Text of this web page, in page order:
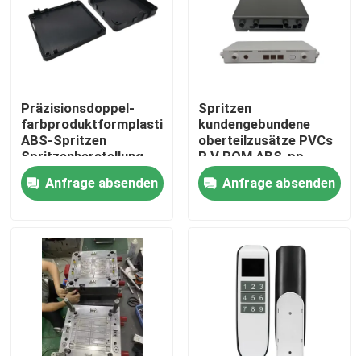
Produkte
Über uns
Präzisionsdoppel-
farbproduktformplastikplastikeinspritzung
ABS-Spritzen
Spritzenherstellung
Anfrage absenden
Spritzen
kundengebundene
oberteilzusätze PVCs
P V POM ABS-pp.
Plastik
Anfrage absenden